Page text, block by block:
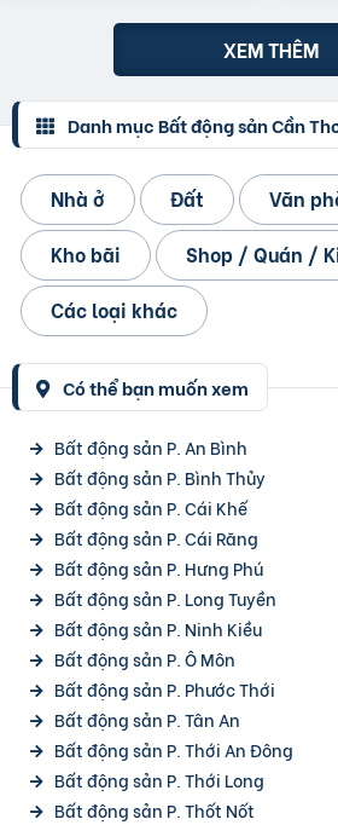
XEM THÊM
Danh mục Bất động sản Cần
Nhà ở Đất
Văn
Kho bãi
Shop / Quán /
Các loại khác
Có thể bạn muốn xem
Bất động sản P. An Bình
Bất động sản P. Bình Thủy
Bất động sản P. Cái Khế
Bất động sản P. Cái Răng
Bất động sản P. Hưng Phú
Bất động sản P. Long Tuyền
Bất động sản P. Ninh Kiều
Bất động sản P. Ô Môn
Bất động sản P. Phước Thới
Bất động sản P. Tân An
Bất động sản P. Thới An Đông
Bất động sản P. Thới Long
Bất động sản P. Thốt Nốt